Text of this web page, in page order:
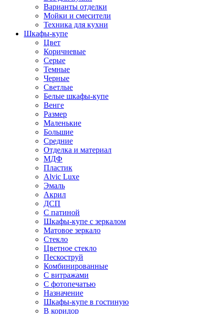
Варианты отделки
Мойки и смесители
Техника для кухни
Шкафы-купе
Цвет
Коричневые
Серые
Темные
Черные
Светлые
Белые шкафы-купе
Венге
Размер
Маленькие
Большие
Средние
Отделка и материал
МДФ
Пластик
Alvic Luxe
Эмаль
Акрил
ДСП
С патиной
Шкафы-купе с зеркалом
Матовое зеркало
Стекло
Цветное стекло
Пескоструй
Комбинированные
С витражами
С фотопечатью
Назначение
Шкафы-купе в гостиную
В коридор